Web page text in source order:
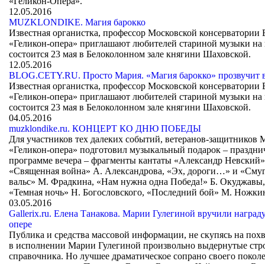
12.05.2016
MUZKLONDIKE. Магия барокко
Известная органистка, профессор Московской
«Геликон-опера» приглашают любителей стариной музыки
состоится 23 мая в Белоколонном зале княгини Шаховской.
12.05.2016
BLOG.CETY.RU. Просто Мария. «Магия барокко» прозвучит
Известная органистка, профессор Московской
«Геликон-опера» приглашают любителей стариной музыки
состоится 23 мая в Белоколонном зале княгини Шаховской.
04.05.2016
muzklondike.ru. КОНЦЕРТ КО ДНЮ ПОБЕДЫ
Для участников тех далеких событий, ветеранов-
«Геликон-опера» подготовил музыкальный подарок –
программе вечера – фрагменты кантаты «Александр
«Священная война» А. Александрова, «Эх, дороги…» и
вальс» М. Фрадкина, «Нам нужна одна Победа!» Б.
«Темная ночь» Н. Богословского, «Последний бой» М.
03.05.2016
Gallerix.ru. Елена Танакова. Марии Гулегиной вручили
опере
Публика и средства массовой информации, не скупясь на
в исполнении Марии Гулегиной произвольно выдернутые
справочника. Но лучшее драматическое сопрано своего